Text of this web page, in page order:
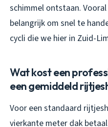
schimmel ontstaan.
belangrijk om snel te
cycli die we hier in Zuid-
Wat kost een
een gemiddeld
Voor een standaard
vierkante meter dak